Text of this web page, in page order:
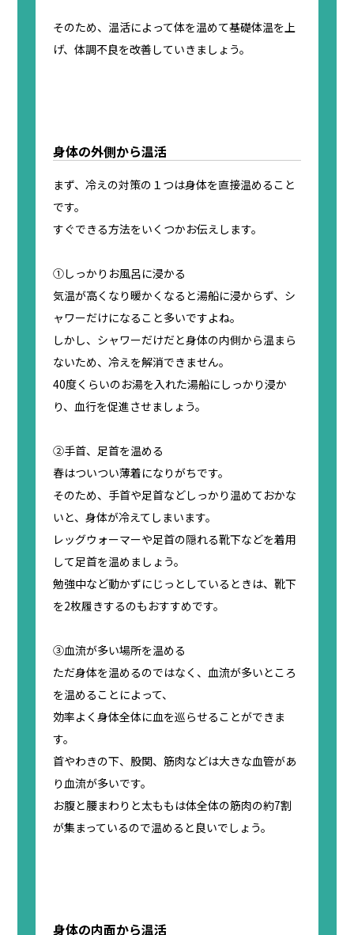
そのため、温活によって体を温めて基礎体温を上
げ、体調不良を改善していきましょう。
身体の外側から温活
まず、冷えの対策の１つは身体を直接温めること
です。
すぐできる方法をいくつかお伝えします。
①しっかりお風呂に浸かる
気温が高くなり暖かくなると湯船に浸からず、シ
ャワーだけになること多いですよね。
しかし、シャワーだけだと身体の内側から温まら
ないため、冷えを解消できません。
40度くらいのお湯を入れた湯船にしっかり浸か
り、血行を促進させましょう。
②手首、足首を温める
春はついつい薄着になりがちです。
そのため、手首や足首などしっかり温めておかな
いと、身体が冷えてしまいます。
レッグウォーマーや足首の隠れる靴下などを着用
して足首を温めましょう。
勉強中など動かずにじっとしているときは、靴下
を2枚履きするのもおすすめです。
③血流が多い場所を温める
ただ身体を温めるのではなく、血流が多いところ
を温めることによって、
効率よく身体全体に血を巡らせることができま
す。
首やわきの下、股関、筋肉などは大きな血管があ
り血流が多いです。
お腹と腰まわりと太ももは体全体の筋肉の約7割
が集まっているので温めると良いでしょう。
身体の内面から温活